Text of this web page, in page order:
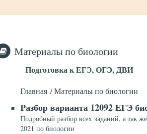
Материалы по биологии
Подготовка к ЕГЭ, ОГЭ, ДВИ
Главная Материалы по биологии
Разбор варианта 12092 ЕГЭ
Подробный разбор всех заданий, а так
2021 по биологии